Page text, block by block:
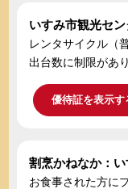
いすみ市観光セ
レンタサイクル（
出台数に制限があ
優待証を表示す
割烹かねなか：
お食事された方に